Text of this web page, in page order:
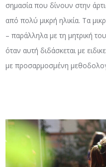
σημασία που δίνουν στην
από πολύ μικρή ηλικία. Τα
– παράλληλα με τη μητρική
όταν αυτή διδάσκεται με
με προσαρμοσμένη